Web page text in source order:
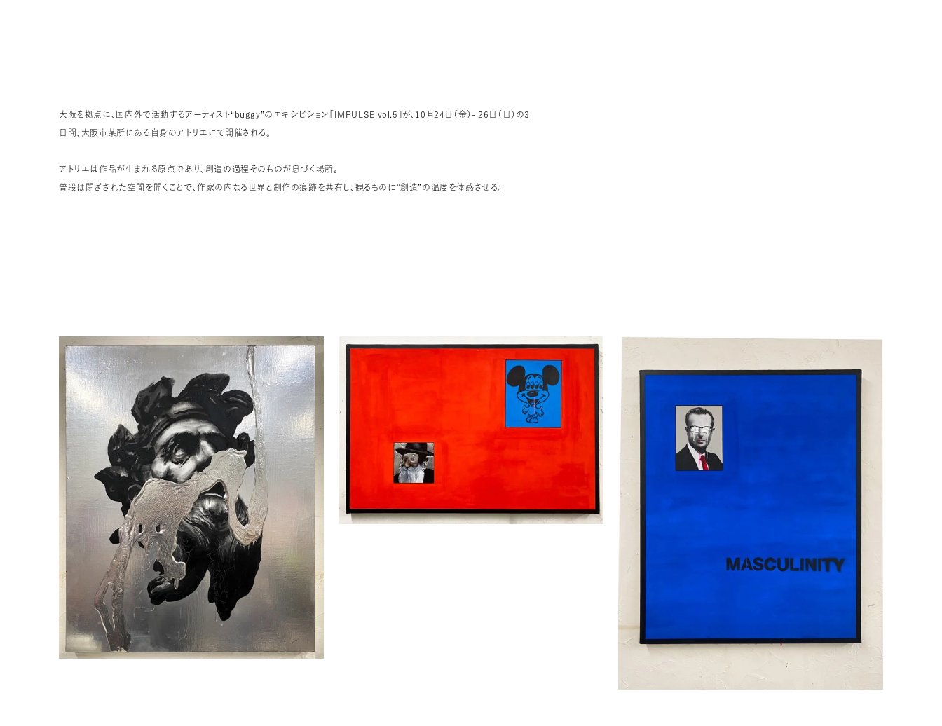
大阪を拠点に、国内外で活動するアーティスト“buggy”のエキシビション「IMPULSE vol.5」が、10月24日（金）- 26日（日）の3
日間、大阪市某所にある自身のアトリエにて開催される。
アトリエは作品が生まれる原点であり、創造の過程そのものが息づく場所。
普段は閉ざされた空間を開くことで、作家の内なる世界と制作の痕跡を共有し、観るものに“創造”の温度を体感させる。